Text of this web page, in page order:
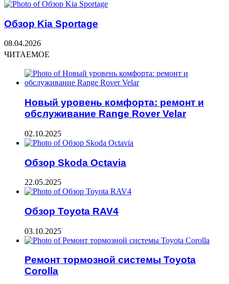
Обзор Kia Sportage
08.04.2026
ЧИТАЕМОЕ
Новый уровень комфорта: ремонт и
обслуживание Range Rover Velar
02.10.2025
Обзор Skoda Octavia
22.05.2025
Обзор Toyota RAV4
03.10.2025
Ремонт тормозной системы Toyota
Corolla